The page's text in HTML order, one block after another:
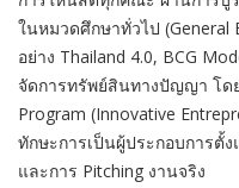
ในหมวดศึกษาทั่วไป
อย่าง Thailand 4.0, BCG
จัดการทรัพย์สินทางปัญญา โด
Program (Innovative
ทักษะการเป็นผู้ประกอบการตั้
และการ Pitching งานจริง